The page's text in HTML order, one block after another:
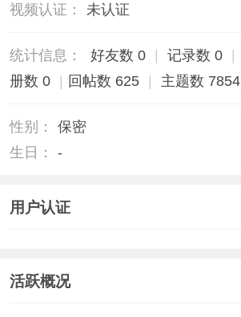
视频认证：
未认证
统计信息： 好友数 0 | 记录数 0 |
册数 0
| 回帖数 625 | 主题数 7854
性别：
保密
生日：
-
用户认证
活跃概况